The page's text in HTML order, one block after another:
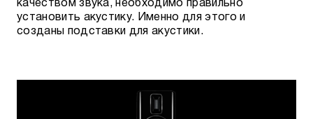
качеством звука, необходимо правильно
установить акустику. Именно для этого и
созданы подставки для акустики.